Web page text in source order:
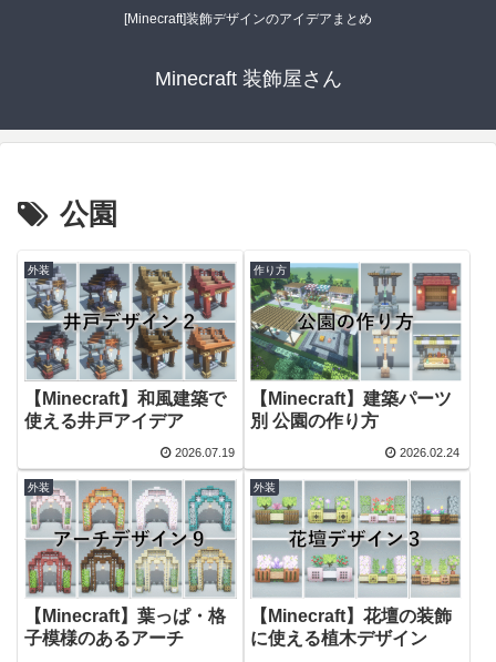
[Minecraft]装飾デザインのアイデアまとめ
Minecraft 装飾屋さん
公園
外装
【Minecraft】和風建築で
使える井戸アイデア
2026.07.19
作り方
【Minecraft】建築パーツ
別 公園の作り方
2026.02.24
外装
【Minecraft】葉っぱ・格
子模様のあるアーチ
外装
【Minecraft】花壇の装飾
に使える植木デザイン